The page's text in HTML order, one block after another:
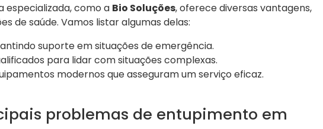
como a Bio Soluções, oferece diversas vantagens,
de saúde. Vamos listar algumas delas:
suporte em situações de emergência.
para lidar com situações complexas.
modernos que asseguram um serviço eficaz.
problemas de entupimento em